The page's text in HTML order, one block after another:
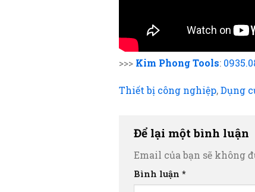
>>> Kim Phong Tools:
Thiết bị công nghiệp,Dụng
Để lại một bình luận
Email của bạn sẽ không
Bình luận *